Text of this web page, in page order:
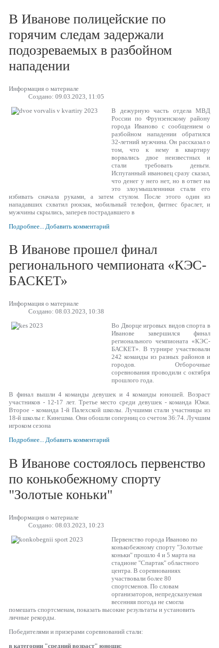
В Иванове полицейские по
горячим следам задержали
подозреваемых в разбойном
нападении
Информация о материале
Создано: 09.03.2023, 11:05
В дежурную часть отдела МВД
России по Фрунзенскому району
города Иваново с сообщением о
разбойном нападении обратился
32-летний мужчина. Он рассказал о
том, что к нему в квартиру
ворвались двое неизвестных и
стали требовать деньги.
Испуганный ивановец сразу сказал,
что денег у него нет, но в ответ на
это злоумышленники стали его
избивать сначала руками, а затем стулом. После этого один из
нападавших схватил рюкзак, мобильный телефон, фитнес браслет, и
мужчины скрылись, заперев пострадавшего в
Подробнее...
Добавить комментарий
В Иванове прошел финал
регионального чемпионата «КЭС-
БАСКЕТ»
Информация о материале
Создано: 08.03.2023, 10:38
Во Дворце игровых видов спорта в
Иванове завершился финал
регионального чемпионата «КЭС-
БАСКЕТ». В турнире участвовали
242 команды из разных районов и
городов. Отборочные
соревнования проводили с октября
прошлого года.
В финал вышли 4 команды девушек и 4 команды юношей. Возраст
участников - 12-17 лет. Третье место среди девушек - команда Южи.
Второе - команда 1-й Палехской школы. Лучшими стали участницы из
18-й школы г. Кинешма. Они обошли соперниц со счетом 36:74. Лучшим
игроком сезона
Подробнее... Добавить комментарий
В Иванове состоялось первенство
по конькобежному спорту
"Золотые коньки"
Информация о материале
Создано: 08.03.2023, 10:23
Первенство города Иваново по
конькобежному спорту "Золотые
коньки" прошло 4 и 5 марта на
стадионе "Спартак" областного
центра. В соревнованиях
участвовали более 80
спортсменов. По словам
организаторов, непредсказуемая
весенняя погода не смогла
помешать спортсменам, показать высокие результаты и установить
личные рекорды.
Победителями и призерами соревнований стали:
в категории "средний возраст" юноши: